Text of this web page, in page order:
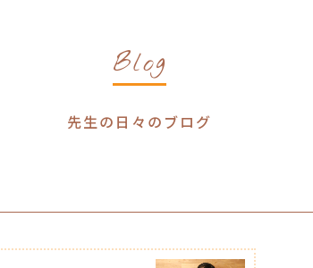
Blog
先生の日々のブログ